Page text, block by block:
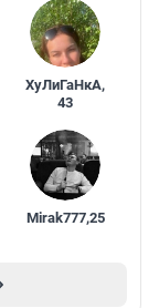
ХуЛиГаНкА,
43
Mirak777,25